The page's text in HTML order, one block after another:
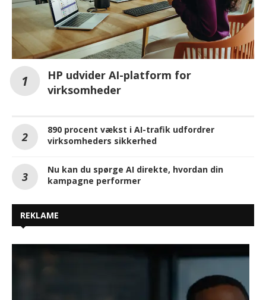
HP udvider AI-platform for
virksomheder
890 procent vækst i AI-trafik udfordrer
virksomheders sikkerhed
Nu kan du spørge AI direkte, hvordan din
kampagne performer
REKLAME